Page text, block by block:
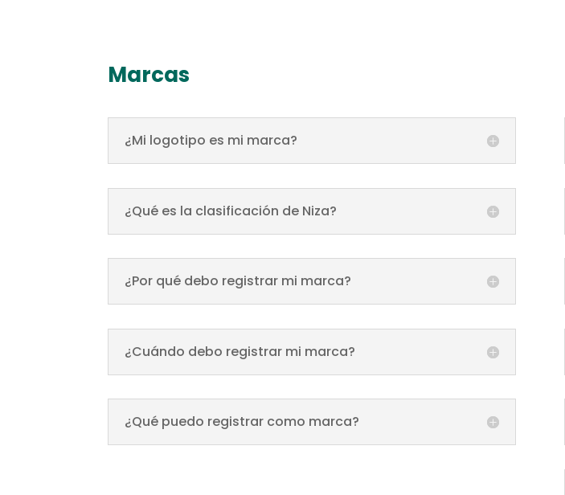
Marcas
¿Mi logotipo es mi marca?
¿Qué es la clasificación de Niza?
¿Por qué debo registrar mi marca?
¿Cuándo debo registrar mi marca?
¿Qué puedo registrar como marca?